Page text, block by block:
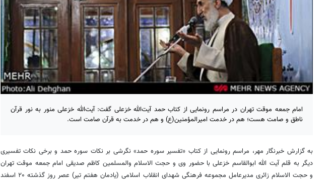
امام جمعه موقت تهران در مراسم رونمایی از کتاب حمد آیت‌الله خزعلی گفت: آیت‌الله خزعلی منور به نور قرآن
ناطق و صامت هست؛ هم در خدمت امیرالمؤمنین(ع) و هم در خدمت به قرآن صامت است.
به گزارش خبرنگار مهر، مراسم رونمایی از کتاب «تفسیر سوره حمد» نگرشی بر نکات سوره حمد و برخی نکات تفسیری
دیگر به قلم آیت الله ابوالقاسم خزعلی با حضور وی و حجت الاسلام والمسلمین کاظم صدیقی امام جمعه موقت تهران
و حجت الاسلام زائری مدیرعامل مجموعه فرهنگی شهدای انقلاب اسلامی (یادمان هفتم تیر) عصر روز گذشته ۲۰ اسفند